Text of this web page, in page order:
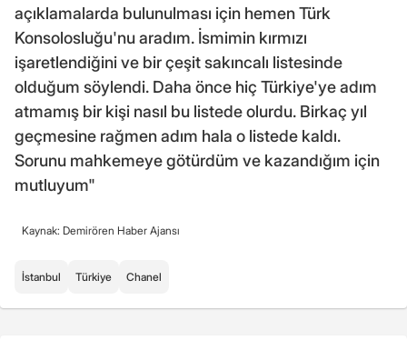
açıklamalarda bulunulması için hemen Türk
Konsolosluğu'nu aradım. İsmimin kırmızı
işaretlendiğini ve bir çeşit sakıncalı listesinde
olduğum söylendi. Daha önce hiç Türkiye'ye adım
atmamış bir kişi nasıl bu listede olurdu. Birkaç yıl
geçmesine rağmen adım hala o listede kaldı.
Sorunu mahkemeye götürdüm ve kazandığım için
mutluyum"
Kaynak: Demirören Haber Ajansı
İstanbul Türkiye Chanel